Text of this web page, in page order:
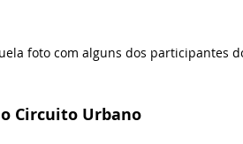
foto com alguns dos participantes
Circuito Urbano